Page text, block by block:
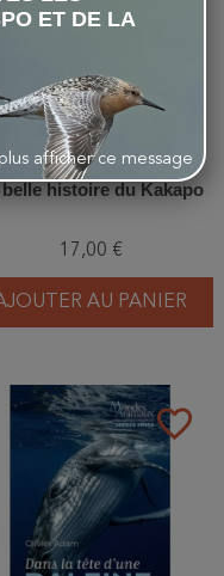
belle histoire du Kakapo
17,00 €
AU PANIER
favorite_border
ET DE LA
afficher ce message